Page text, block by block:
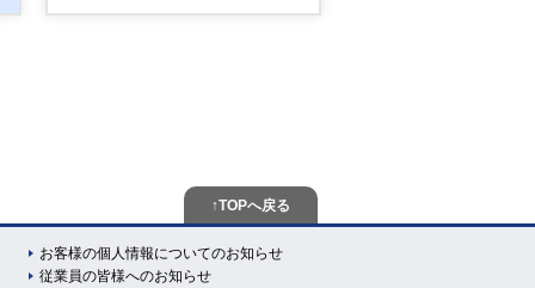
↑TOPへ戻る
お客様の個人情報についてのお知らせ
従業員の皆様へのお知らせ